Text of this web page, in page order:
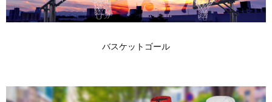
バスケットゴール